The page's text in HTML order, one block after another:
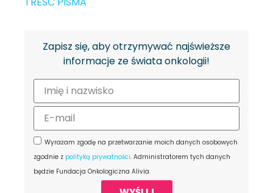
Zapisz się, aby otrzymywać najświeższe
informacje ze świata onkologii!
Wyrażam zgodę na przetwarzanie moich danych osobowych
zgodnie z polityką prywatności. Administratorem tych danych
będzie Fundacja Onkologiczna Alivia.